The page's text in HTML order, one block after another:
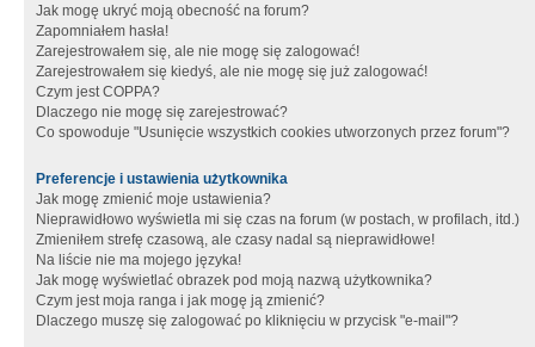
Jak mogę ukryć moją obecność na forum?
Zapomniałem hasła!
Zarejestrowałem się, ale nie mogę się zalogować!
Zarejestrowałem się kiedyś, ale nie mogę się już zalogować!
Czym jest COPPA?
Dlaczego nie mogę się zarejestrować?
Co spowoduje "Usunięcie wszystkich cookies utworzonych przez forum"?
Preferencje i ustawienia użytkownika
Jak mogę zmienić moje ustawienia?
Nieprawidłowo wyświetla mi się czas na forum (w postach, w profilach, itd.)
Zmieniłem strefę czasową, ale czasy nadal są nieprawidłowe!
Na liście nie ma mojego języka!
Jak mogę wyświetlać obrazek pod moją nazwą użytkownika?
Czym jest moja ranga i jak mogę ją zmienić?
Dlaczego muszę się zalogować po kliknięciu w przycisk "e-mail"?